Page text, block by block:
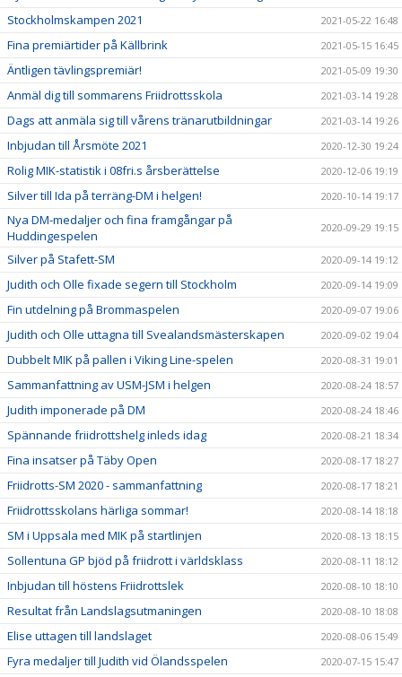
Stockholmskampen 2021 2021-05-22 16:48
Fina premiärtider på Källbrink 2021-05-15 16:45
Äntligen tävlingspremiär! 2021-05-09 19:30
Anmäl dig till sommarens Friidrottsskola 2021-03-14 19:28
Dags att anmäla sig till vårens tränarutbildningar 2021-03-14 19:26
Inbjudan till Årsmöte 2021 2020-12-30 19:24
Rolig MIK-statistik i 08fri.s årsberättelse 2020-12-06 19:19
Silver till Ida på terräng-DM i helgen! 2020-10-14 19:17
Nya DM-medaljer och fina framgångar på
Huddingespelen
2020-09-29 19:15
Silver på Stafett-SM 2020-09-14 19:12
Judith och Olle fixade segern till Stockholm 2020-09-14 19:09
Fin utdelning på Brommaspelen 2020-09-07 19:06
Judith och Olle uttagna till Svealandsmästerskapen 2020-09-02 19:04
Dubbelt MIK på pallen i Viking Line-spelen 2020-08-31 19:01
Sammanfattning av USM-JSM i helgen 2020-08-24 18:57
Judith imponerade på DM 2020-08-24 18:46
Spännande friidrottshelg inleds idag 2020-08-21 18:34
Fina insatser på Täby Open 2020-08-17 18:27
Friidrotts-SM 2020 - sammanfattning 2020-08-17 18:21
Friidrottsskolans härliga sommar! 2020-08-14 18:18
SM i Uppsala med MIK på startlinjen 2020-08-13 18:15
Sollentuna GP bjöd på friidrott i världsklass 2020-08-11 18:12
Inbjudan till höstens Friidrottslek 2020-08-10 18:10
Resultat från Landslagsutmaningen 2020-08-10 18:08
Elise uttagen till landslaget 2020-08-06 15:49
Fyra medaljer till Judith vid Ölandsspelen 2020-07-15 15:47